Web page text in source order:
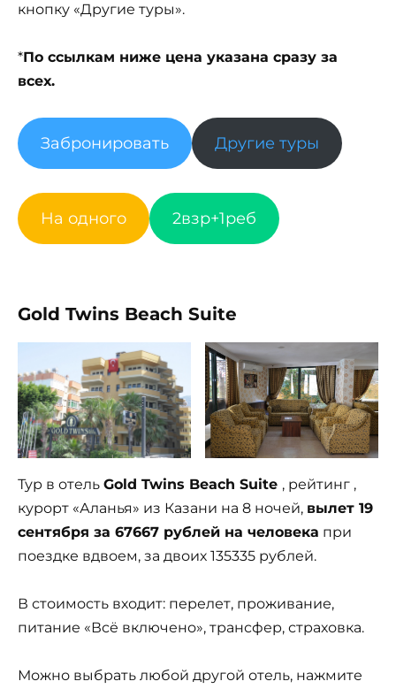
кнопку «Другие туры».
*По ссылкам ниже цена указана сразу за
всех.
Забронировать Другие туры
На одного 2взр+1реб
Gold Twins Beach Suite
Тур в отель Gold Twins Beach Suite , рейтинг ,
курорт «Аланья» из Казани на 8 ночей, вылет 19
сентября за 67667 рублей на человека при
поездке вдвоем, за двоих 135335 рублей.
В стоимость входит: перелет, проживание,
питание «Всё включено», трансфер, страховка.
Можно выбрать любой другой отель, нажмите